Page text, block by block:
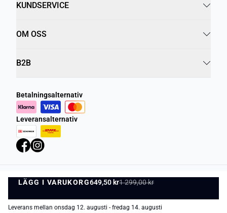
LÄGG I VARUKORG649,50 kr1 299,00 kr
LÄGG I VARUKORG
Leverans mellan onsdag 12. augusti - fredag 14. augusti
KUNDSERVICE
OM OSS
B2B
Betalningsalternativ
Leveransalternativ
Integritetspolicy Villkor